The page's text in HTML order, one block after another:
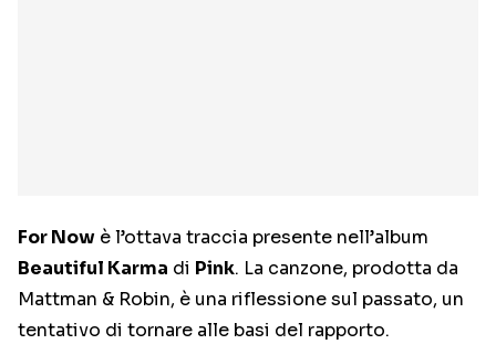
For Now è l’ottava traccia presente nell’album
Beautiful Karma di Pink. La canzone, prodotta da
Mattman & Robin, è una riflessione sul passato, un
tentativo di tornare alle basi del rapporto.